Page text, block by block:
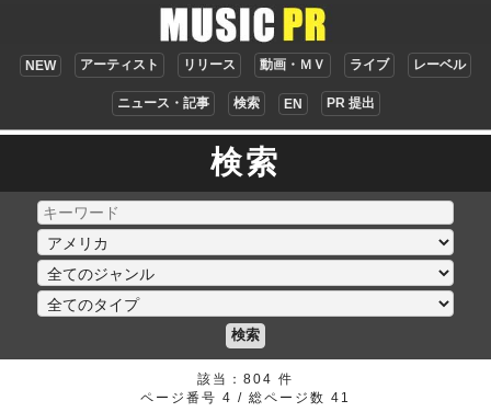
NEW アーティスト リリース 動画・ＭＶ ライブ レーベル
ニュース・記事 検索 EN PR 提出
検索
検索
該当：804 件
ページ番号 4 / 総ページ数 41